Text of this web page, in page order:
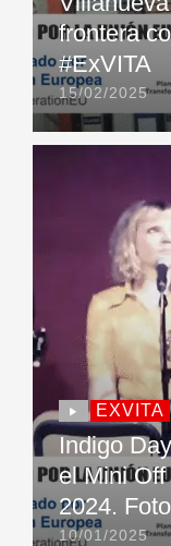
frontera
#ExVITA
15/02/2025
EXVITA
Indigo
el Mini
2024.
10/01/2025